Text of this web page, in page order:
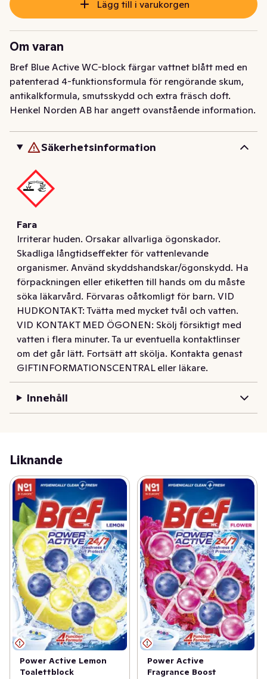
Lägg till i varukorgen
Om varan
Bref Blue Active WC-block färgar vattnet blått med en
patenterad 4-funktionsformula för rengörande skum,
antikalkformula, smutsskydd och extra fräsch doft.
Henkel Norden AB har angett ovanstående information.
Säkerhetsinformation
Fara
Irriterar huden. Orsakar allvarliga ögonskador.
Skadliga långtidseffekter för vattenlevande
organismer. Använd skyddshandskar/ögonskydd. Ha
förpackningen eller etiketten till hands om du måste
söka läkarvård. Förvaras oåtkomligt för barn. VID
HUDKONTAKT: Tvätta med mycket tvål och vatten.
VID KONTAKT MED ÖGONEN: Skölj försiktigt med
vatten i flera minuter. Ta ur eventuella kontaktlinser
om det går lätt. Fortsätt att skölja. Kontakta genast
GIFTINFORMATIONSCENTRAL eller läkare.
Innehåll
Liknande
Power Active Lemon
Toalettblock
Power Active
Fragrance Boost